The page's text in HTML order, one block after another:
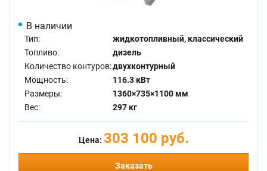
В наличии
Тип:
жидкотопливный, классический
Топливо:
дизель
Количество контуров:двухконтурный
Мощность:
116.3 кВт
Размеры:
1360×735×1100 мм
Вес:
297 кг
Цена: 303 100 руб.
Заказать